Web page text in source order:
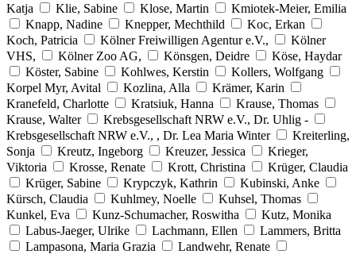
Katja
Klie, Sabine Klose, Martin
Kmiotek-Meier, Emilia
Knapp, Nadine
Knepper, Mechthild
Koc, Erkan
Koch, Patricia
Kölner Freiwilligen Agentur e.V.,
Kölner
VHS,
Kölner Zoo AG, Könsgen, Deidre
Köse, Haydar
Köster, Sabine
Kohlwes, Kerstin
Kollers, Wolfgang
Korpel Myr, Avital
Kozlina, Alla
Krämer, Karin
Kranefeld, Charlotte
Kratsiuk, Hanna
Krause, Thomas
Krause, Walter
Krebsgesellschaft NRW e.V., Dr. Uhlig -
Krebsgesellschaft NRW e.V., , Dr. Lea Maria Winter
Kreiterling,
Sonja
Kreutz, Ingeborg Kreuzer, Jessica
Krieger,
Viktoria
Krosse, Renate Krott, Christina
Krüger, Claudia
Krüger, Sabine
Krypczyk, Kathrin
Kubinski, Anke
Kürsch, Claudia
Kuhlmey, Noelle
Kuhsel, Thomas
Kunkel, Eva
Kunz-Schumacher, Roswitha
Kutz, Monika
Labus-Jaeger, Ulrike
Lachmann, Ellen
Lammers, Britta
Lampasona, Maria Grazia
Landwehr, Renate